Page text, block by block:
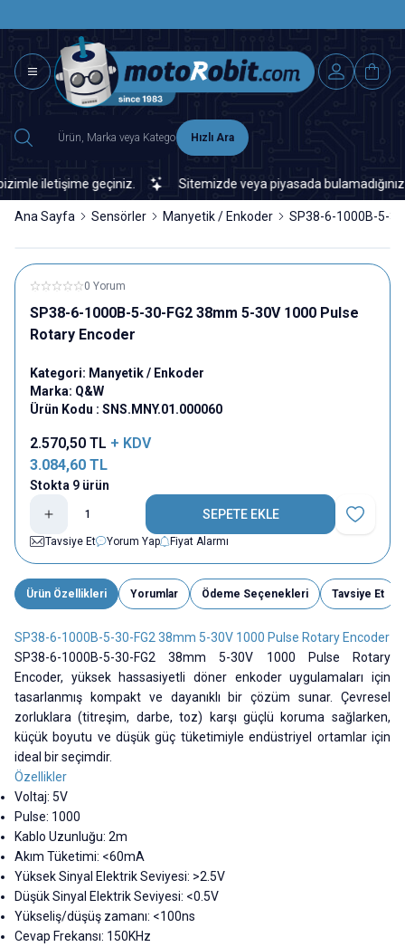
Hızlı Ara
iletişime geçiniz. Sitemizde veya piyasada bulamadığınız
Ana Sayfa Sensörler Manyetik / Enkoder SP38-6-1000B-5-
0 Yorum
SP38-6-1000B-5-30-FG2 38mm 5-30V 1000 Pulse
Rotary Encoder
Kategori: Manyetik / Enkoder
Marka: Q&W
Ürün Kodu : SNS.MNY.01.000060
2.570,50 TL + KDV
3.084,60 TL
Stokta 9 ürün
SEPETE EKLE
Favoriye
Tavsiye Et
Yorum Yap Fiyat Alarmı
Ürün Özellikleri Yorumlar Ödeme Seçenekleri Tavsiye Et
SP38-6-1000B-5-30-FG2 38mm 5-30V 1000 Pulse Rotary Encoder
SP38-6-1000B-5-30-FG2 38mm 5-30V 1000 Pulse Rotary
Encoder, yüksek hassasiyetli döner enkoder uygulamaları için
tasarlanmış kompakt ve dayanıklı bir çözüm sunar. Çevresel
zorluklara (titreşim, darbe, toz) karşı güçlü koruma sağlarken,
küçük boyutu ve düşük güç tüketimiyle endüstriyel ortamlar için
ideal bir seçimdir.
Özellikler
Voltaj: 5V
Pulse: 1000
Kablo Uzunluğu: 2m
Akım Tüketimi: <60mA
Yüksek Sinyal Elektrik Seviyesi: >2.5V
Düşük Sinyal Elektrik Seviyesi: <0.5V
Yükseliş/düşüş zamanı: <100ns
Cevap Frekansı: 150KHz